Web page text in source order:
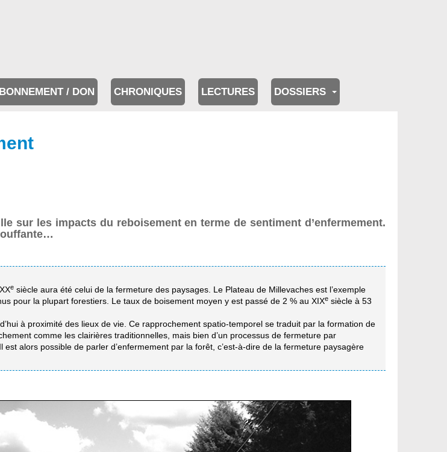
/ DON CHRONIQUES LECTURES DOSSIERS
sur les impacts du reboisement en terme de sentiment d’enfermement.
e siècle aura été celui de la fermeture des paysages. Le Plateau de Millevaches est l’exemple
pour la plupart forestiers. Le taux de boisement moyen y est passé de 2 % au XIXe siècle à 53
à proximité des lieux de vie. Ce rapprochement spatio-temporel se traduit par la formation de
comme les clairières traditionnelles, mais bien d’un processus de fermeture par
alors possible de parler d’enfermement par la forêt, c’est-à-dire de la fermeture paysagère